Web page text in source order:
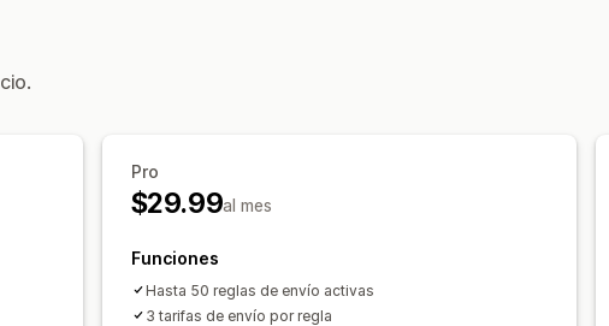
Pro
$29.99al mes
Funciones
Hasta 50 reglas de envío activas
3 tarifas de envío por regla